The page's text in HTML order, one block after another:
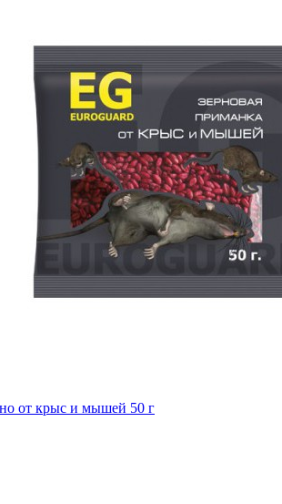
от крыс и мышей 50 г